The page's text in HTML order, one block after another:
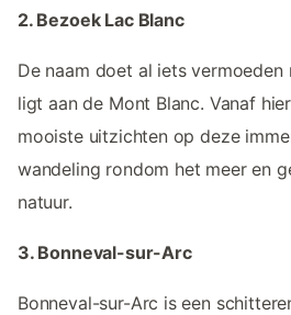
2. Bezoek Lac Blanc
De naam doet al iets vermoeden
ligt aan de Mont Blanc. Vanaf
mooiste uitzichten op deze
wandeling rondom het meer en
natuur.
3. Bonneval-sur-Arc
Bonneval-sur-Arc is een